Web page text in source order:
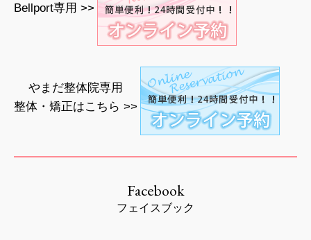
Bellport専用 >>
やまだ整体院専用
整体・矯正はこちら >>
Facebook
フェイスブック